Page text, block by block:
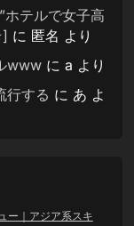
ホテルで女子高
に 匿名 より
wwwに a より
行する に あ よ
ー｜アジア系スキ